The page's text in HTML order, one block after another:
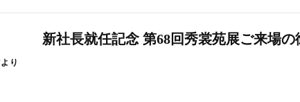
り
新社長就任記念 第68回秀裳苑展ご来場の
日本橋だより
ご来場のお礼
スタッフブログ 京だより